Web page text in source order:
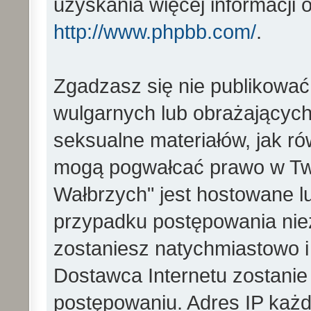
http://www.phpbb.com/.
Zgadzasz się nie
wulgarnych lub
seksualne materiałów, jak
mogą pogwałcać prawo w
Wałbrzych" jest hostowane
przypadku postępowania
zostaniesz natychmiastowo
Dostawca Internetu
postępowaniu. Adres IP